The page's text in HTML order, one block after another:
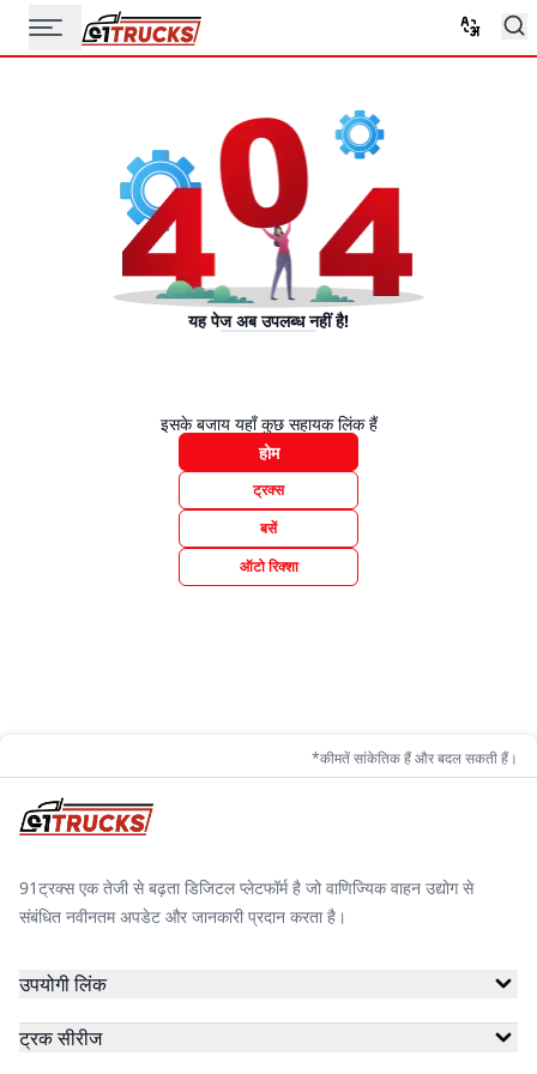
यह पेज अब उपलब्ध नहीं है!
इसके बजाय यहाँ कुछ सहायक लिंक हैं
होम
ट्रक्स
बसें
ऑटो रिक्शा
*कीमतें सांकेतिक हैं और बदल सकती हैं।
91ट्रक्स एक तेजी से बढ़ता डिजिटल प्लेटफॉर्म है जो वाणिज्यिक वाहन उद्योग से
संबंधित नवीनतम अपडेट और जानकारी प्रदान करता है।
उपयोगी लिंक
ट्रक सीरीज